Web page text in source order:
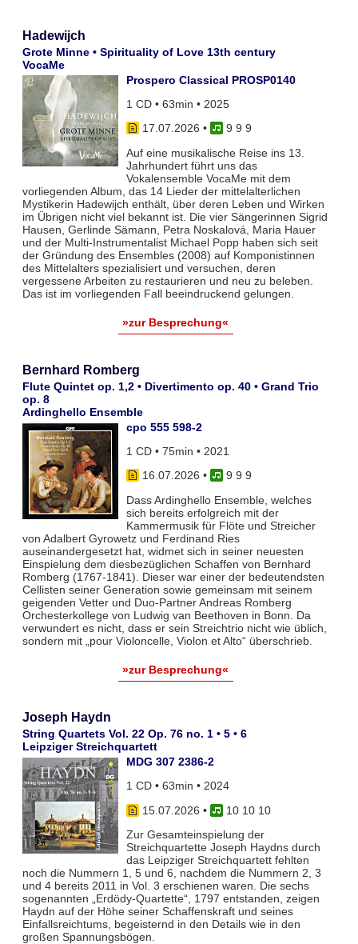
Hadewijch
Grote Minne • Spirituality of Love 13th century
VocaMe
Prospero Classical PROSP0140
1 CD • 63min • 2025
17.07.2026 •
9 9 9
Auf eine musikalische Reise ins 13.
Jahrhundert führt uns das
Vokalensemble VocaMe mit dem
vorliegenden Album, das 14 Lieder der mittelalterlichen
Mystikerin Hadewijch enthält, über deren Leben und Wirken
im Übrigen nicht viel bekannt ist. Die vier Sängerinnen Sigrid
Hausen, Gerlinde Sämann, Petra Noskalová, Maria Hauer
und der Multi-Instrumentalist Michael Popp haben sich seit
der Gründung des Ensembles (2008) auf Komponistinnen
des Mittelalters spezialisiert und versuchen, deren
vergessene Arbeiten zu restaurieren und neu zu beleben.
Das ist im vorliegenden Fall beeindruckend gelungen.
»zur Besprechung«
Bernhard Romberg
Flute Quintet op. 1,2 • Divertimento op. 40 • Grand Trio
op. 8
Ardinghello Ensemble
cpo 555 598-2
1 CD • 75min • 2021
16.07.2026 •
9 9 9
Dass Ardinghello Ensemble, welches
sich bereits erfolgreich mit der
Kammermusik für Flöte und Streicher
von Adalbert Gyrowetz und Ferdinand Ries
auseinandergesetzt hat, widmet sich in seiner neuesten
Einspielung dem diesbezüglichen Schaffen von Bernhard
Romberg (1767-1841). Dieser war einer der bedeutendsten
Cellisten seiner Generation sowie gemeinsam mit seinem
geigenden Vetter und Duo-Partner Andreas Romberg
Orchesterkollege von Ludwig van Beethoven in Bonn. Da
verwundert es nicht, dass er sein Streichtrio nicht wie üblich,
sondern mit „pour Violoncelle, Violon et Alto“ überschrieb.
»zur Besprechung«
Joseph Haydn
String Quartets Vol. 22 Op. 76 no. 1 • 5 • 6
Leipziger Streichquartett
MDG 307 2386-2
1 CD • 63min • 2024
15.07.2026 •
10 10 10
Zur Gesamteinspielung der
Streichquartette Joseph Haydns durch
das Leipziger Streichquartett fehlten
noch die Nummern 1, 5 und 6, nachdem die Nummern 2, 3
und 4 bereits 2011 in Vol. 3 erschienen waren. Die sechs
sogenannten „Erdödy-Quartette“, 1797 entstanden, zeigen
Haydn auf der Höhe seiner Schaffenskraft und seines
Einfallsreichtums, begeisternd in den Details wie in den
großen Spannungsbögen.